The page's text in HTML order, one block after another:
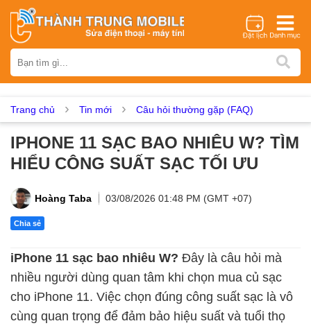
iPhone Samsung Oppo Xiaomi Realme Vivo
Asus Sony Vertu LG Tecno
Dịch vụ sửa chữa
Thay pin
Thay loa Thay kính lưng Thay vỏ Thay chân sạc
Màn hình Xiaomi Màn hình Realme Màn hình Vivo
Màn hình Vsmart Màn hình Google Pixel
Trang chủ Tin mới Câu hỏi thường gặp (FAQ)
IPHONE 11 SẠC BAO NHIÊU W? TÌM
HIỂU CÔNG SUẤT SẠC TỐI ƯU
Hoàng Taba 03/08/2026 01:48 PM (GMT +07)
Chia sẻ
iPhone 11 sạc bao nhiêu W? Đây là câu hỏi mà
nhiều người dùng quan tâm khi chọn mua củ sạc
cho iPhone 11. Việc chọn đúng công suất sạc là vô
cùng quan trọng để đảm bảo hiệu suất và tuổi thọ